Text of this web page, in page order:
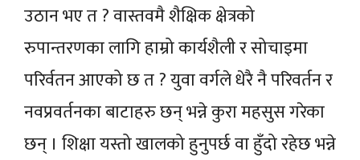
उठान भए त ? वास्तवमै शैक्षिक क्षेत्रको
रुपान्तरणका लागि हाम्रो कार्यशैली र सोचाइमा
परिर्वतन आएको छ त ? युवा वर्गले धेरै नै परिवर्तन र
नवप्रवर्तनका बाटाहरु छन् भन्ने कुरा महसुस गरेका
छन् । शिक्षा यस्तो खालको हुनुपर्छ वा हुँदो रहेछ भन्ने